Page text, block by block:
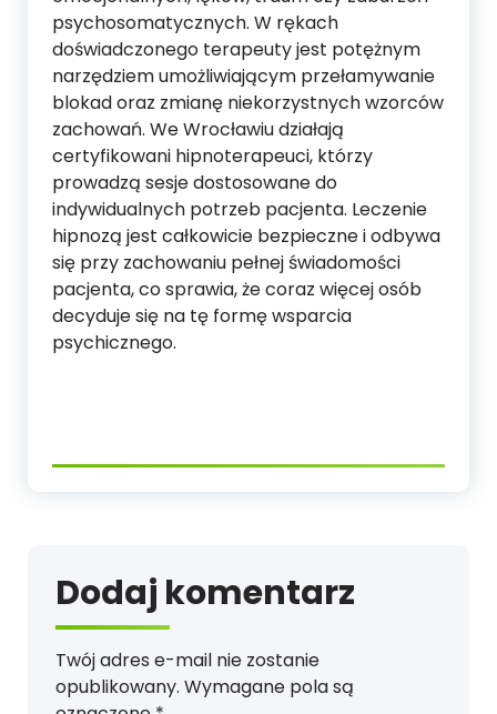
psychosomatycznych. W rękach
doświadczonego terapeuty jest potężnym
narzędziem umożliwiającym przełamywanie
blokad oraz zmianę niekorzystnych wzorców
zachowań. We Wrocławiu działają
certyfikowani hipnoterapeuci, którzy
prowadzą sesje dostosowane do
indywidualnych potrzeb pacjenta. Leczenie
hipnozą jest całkowicie bezpieczne i odbywa
się przy zachowaniu pełnej świadomości
pacjenta, co sprawia, że coraz więcej osób
decyduje się na tę formę wsparcia
psychicznego.
Dodaj komentarz
Twój adres e-mail nie zostanie
opublikowany. Wymagane pola są